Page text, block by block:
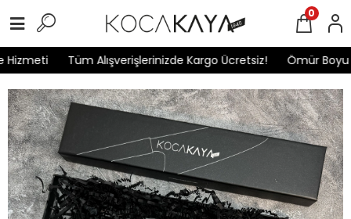
Tüm Alışverişlerinizde Kargo Ücretsiz! Ömür Boyu
0